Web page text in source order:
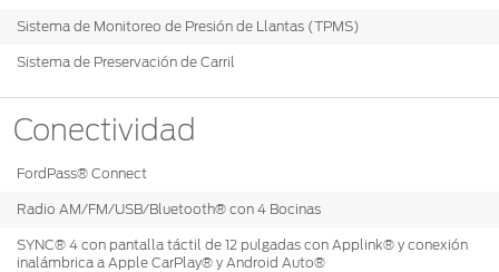
Localiza un
Distribuidor
Seminuevos
Certificados
Motorcraft
Técnico
Sistema de Monitoreo de Presión de Llantas (TPMS)
Sistema de Preservación de Carril
Conectividad
FordPass® Connect
Radio AM/FM/USB/Bluetooth® con 4 Bocinas
SYNC® 4 con pantalla táctil de 12 pulgadas con Applink® y conexión
inalámbrica a Apple CarPlay® y Android Auto®